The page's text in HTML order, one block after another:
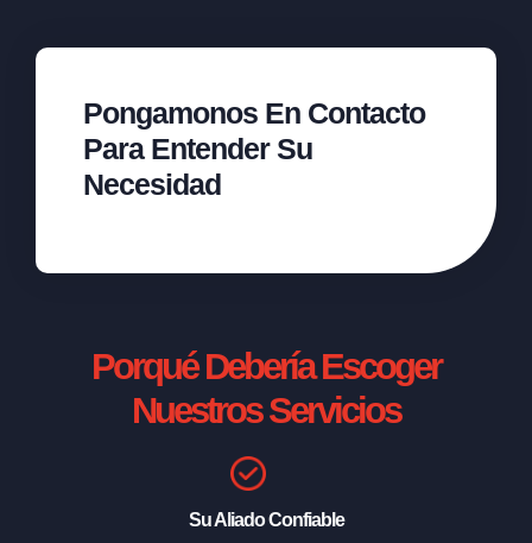
Pongamonos En Contacto
Para Entender Su
Necesidad
Porqué Debería Escoger
Nuestros Servicios
Su Aliado Confiable